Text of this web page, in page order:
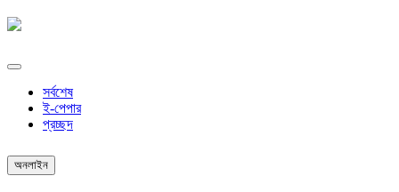
সর্বশেষ
ই-পেপার
প্রচ্ছদ
অনলাইন